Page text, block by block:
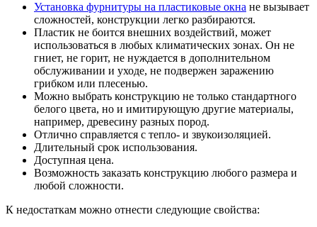
Установка фурнитуры на пластиковые окна не вызывает
сложностей, конструкции легко разбираются.
Пластик не боится внешних воздействий, может
использоваться в любых климатических зонах. Он не
гниет, не горит, не нуждается в дополнительном
обслуживании и уходе, не подвержен заражению
грибком или плесенью.
Можно выбрать конструкцию не только стандартного
белого цвета, но и имитирующую другие материалы,
например, древесину разных пород.
Отлично справляется с тепло- и звукоизоляцией.
Длительный срок использования.
Доступная цена.
Возможность заказать конструкцию любого размера и
любой сложности.
К недостаткам можно отнести следующие свойства: